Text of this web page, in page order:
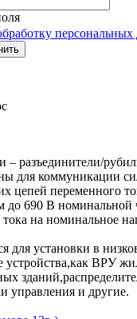
– разъединители/
для коммуникации
цепей переменного
до 690 В номинальной
тока на номинальное
для установки в
устройства,как ВРУ
управления и другие.